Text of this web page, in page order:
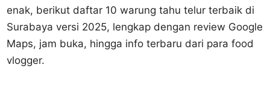
enak, berikut daftar 10 warung tahu telur terbaik di
Surabaya versi 2025, lengkap dengan review Google
Maps, jam buka, hingga info terbaru dari para food
vlogger.